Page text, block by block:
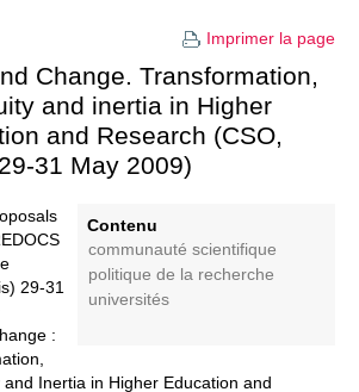
auteurs
Imprimer la page
Change. Transformation,
and inertia in Higher
and Research (CSO,
31 May 2009)
Contenu
communauté scientifique
politique de la recherche
universités
29-31
:
and Inertia in Higher Education and